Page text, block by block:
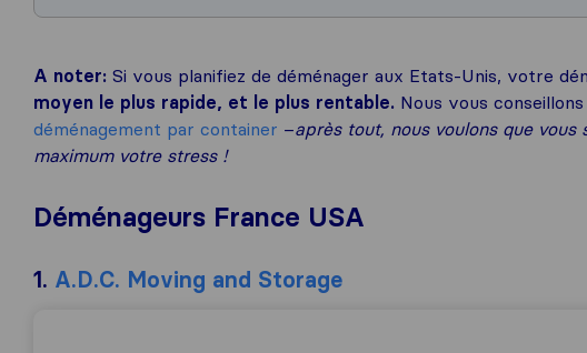
A noter: Si vous planifiez de déménager aux Etats-Unis, votre
moyen le plus rapide, et le plus rentable. Nous vous
déménagement par container –après tout, nous voulons que
maximum votre stress !
Déménageurs France USA
1. A.D.C. Moving and Storage